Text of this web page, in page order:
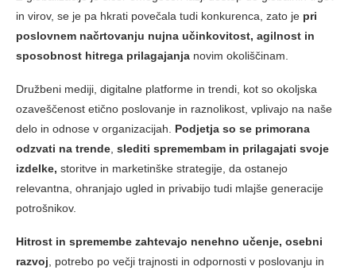
in virov, se je pa hkrati povečala tudi konkurenca, zato je pri
poslovnem načrtovanju nujna učinkovitost, agilnost in
sposobnost hitrega prilagajanja novim okoliščinam.
Družbeni mediji, digitalne platforme in trendi, kot so okoljska
ozaveščenost etično poslovanje in raznolikost, vplivajo na naše
delo in odnose v organizacijah. Podjetja so se primorana
odzvati na trende slediti spremembam in prilagajati svoje
izdelke, storitve in marketinške strategije, da ostanejo
relevantna, ohranjajo ugled in privabijo tudi mlajše generacije
potrošnikov.
Hitrost in spremembe zahtevajo nenehno učenje, osebni
razvoj , potrebo po večji trajnosti in odpornosti v poslovanju in